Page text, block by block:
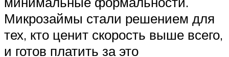
Микрозаймы стали решением для
тех, кто ценит скорость выше всего,
и готов платить за это